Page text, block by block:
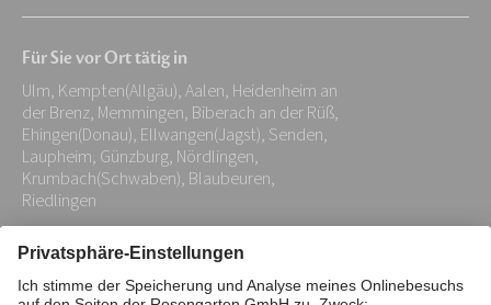
Adresse:
*
Für Sie vor Ort tätig in
Ulm, Kempten(Allgäu), Aalen, Heidenheim an
der Brenz, Memmingen, Biberach an der Rüß,
Ehingen(Donau), Ellwangen(Jagst), Senden,
Laupheim, Günzburg, Nördlingen,
Krumbach(Schwaben), Blaubeuren,
Riedlingen
Impressum Datenschutz
Stiftung